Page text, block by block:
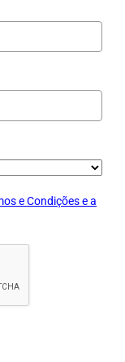
e Condições e a